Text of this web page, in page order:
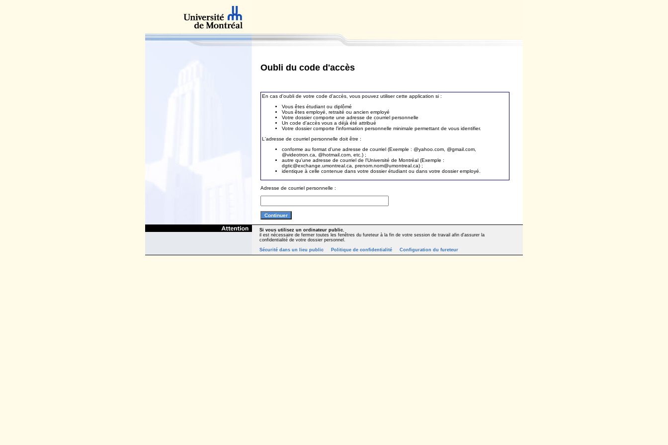
Oubli du code d'accès
En cas d'oubli de votre code d'accès, vous pouvez utiliser cette application si :
Vous êtes étudiant ou diplômé
Vous êtes employé, retraité ou ancien employé
Votre dossier comporte une adresse de courriel personnelle
Un code d'accès vous a déjà été attribué
Votre dossier comporte l'information personnelle minimale permettant de vous identifier.
L'adresse de courriel personnelle doit être :
conforme au format d'une adresse de courriel (Exemple : @yahoo.com, @gmail.com,
@videotron.ca, @hotmail.com, etc.) ;
autre qu'une adresse de courriel de l'Université de Montréal (Exemple :
dgtic@exchange.umontreal.ca, prenom.nom@umontreal.ca) ;
identique à celle contenue dans votre dossier étudiant ou dans votre dossier employé.
Adresse de courriel personnelle :
Si vous utilisez un ordinateur public,
il est nécessaire de fermer toutes les fenêtres du fureteur à la fin de votre session de travail afin d'assurer la
confidentialité de votre dossier personnel.
Sécurité dans un lieu public
Politique de confidentialité Configuration du fureteur